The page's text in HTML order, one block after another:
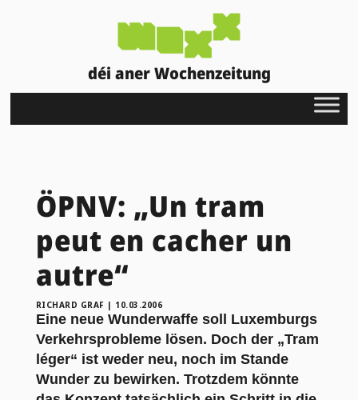
déi aner Wochenzeitung
ÖPNV: „Un tram
peut en cacher un
autre“
RICHARD GRAF | 10.03.2006
Eine neue Wunderwaffe soll Luxemburgs
Verkehrsprobleme lösen. Doch der „Tram
léger“ ist weder neu, noch im Stande
Wunder zu bewirken. Trotzdem könnte